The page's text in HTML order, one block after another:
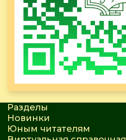
Разделы
Новинки
Юным читателям